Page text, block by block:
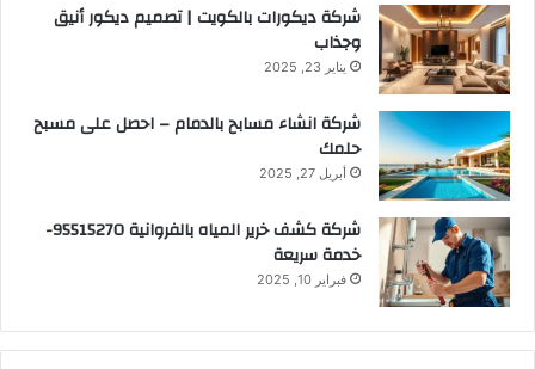
شركة ديكورات بالكويت | تصميم ديكور أنيق
وجذاب
يناير 23, 2025
شركة انشاء مسابح بالدمام – احصل على مسبح
حلمك
أبريل 27, 2025
شركة كشف خرير المياه بالفروانية 95515270-
خدمة سريعة
فبراير 10, 2025